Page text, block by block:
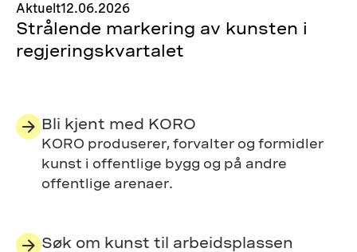
Aktuelt12.06.2026
Strålende markering av kunsten i
regjeringskvartalet
Bli kjent med KORO
KORO produserer, forvalter og formidler
kunst i offentlige bygg og på andre
offentlige arenaer.
Søk om kunst til arbeidsplassen